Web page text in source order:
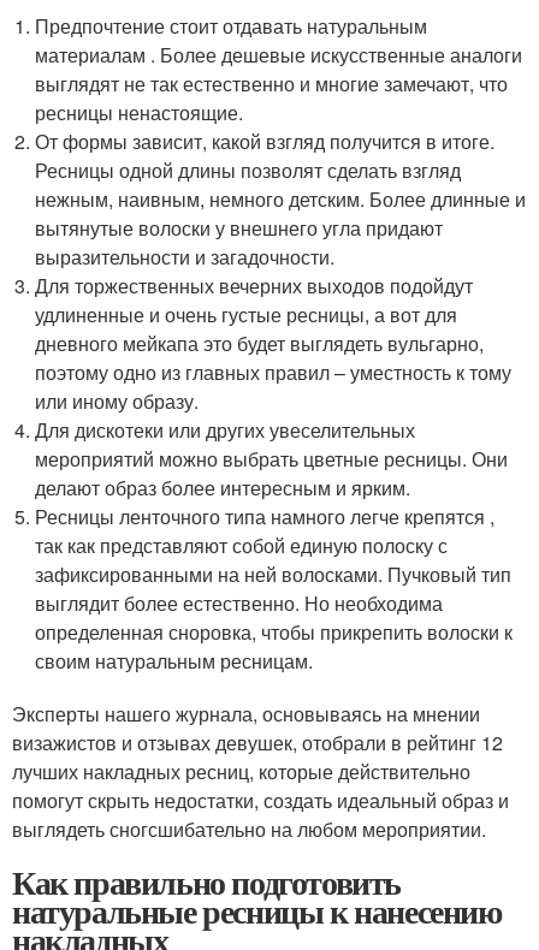
Предпочтение стоит отдавать натуральным
материалам . Более дешевые искусственные аналоги
выглядят не так естественно и многие замечают, что
ресницы ненастоящие.
От формы зависит, какой взгляд получится в итоге.
Ресницы одной длины позволят сделать взгляд
нежным, наивным, немного детским. Более длинные и
вытянутые волоски у внешнего угла придают
выразительности и загадочности.
Для торжественных вечерних выходов подойдут
удлиненные и очень густые ресницы, а вот для
дневного мейкапа это будет выглядеть вульгарно,
поэтому одно из главных правил – уместность к тому
или иному образу.
Для дискотеки или других увеселительных
мероприятий можно выбрать цветные ресницы. Они
делают образ более интересным и ярким.
Ресницы ленточного типа намного легче крепятся ,
так как представляют собой единую полоску с
зафиксированными на ней волосками. Пучковый тип
выглядит более естественно. Но необходима
определенная сноровка, чтобы прикрепить волоски к
своим натуральным ресницам.
Эксперты нашего журнала, основываясь на мнении
визажистов и отзывах девушек, отобрали в рейтинг 12
лучших накладных ресниц, которые действительно
помогут скрыть недостатки, создать идеальный образ и
выглядеть сногсшибательно на любом мероприятии.
Как правильно подготовить
натуральные ресницы к нанесению
накладных